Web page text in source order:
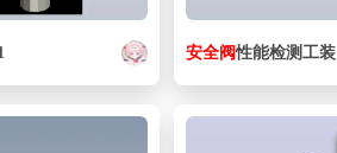
安全阀性能检测工装